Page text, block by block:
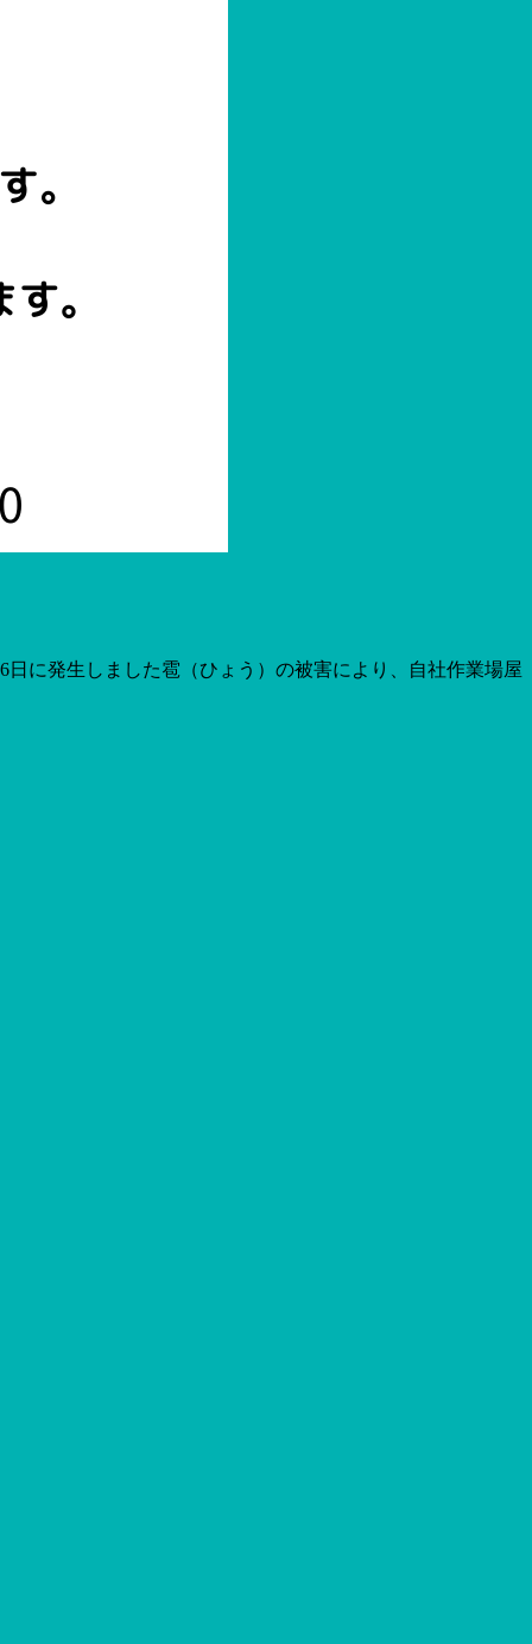
に発生しました雹（ひょう）の被害により、自社作業場屋